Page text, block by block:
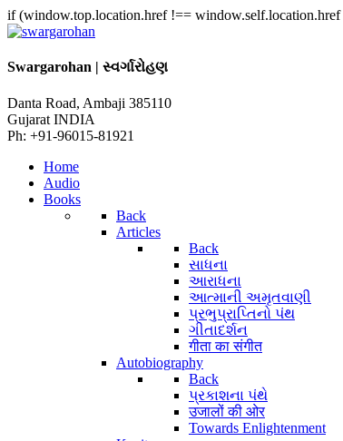
if (window.top.location.href !==
Swargarohan | સ્વર્ગારોહણ
Danta Road, Ambaji 385110
Gujarat INDIA
Ph: +91-96015-81921
Home
Audio
Books
Back
Articles
Back
સાધના
આરાધના
આત્માની અમૃતવાણી
પ્રભુપ્રાપ્તિનો પંથ
ગીતાદર્શન
गीता का संगीत
Autobiography
Back
પ્રકાશના પંથે
उजालों की ओर
Towards Enlightenment